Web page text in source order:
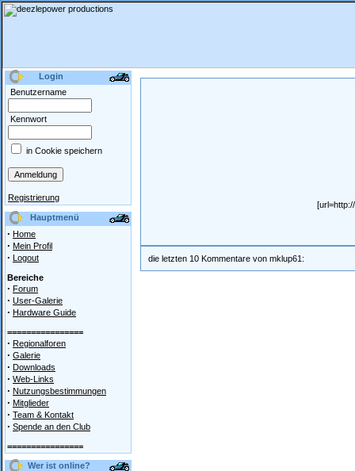
Login
Benutzername
Kennwort
in Cookie speichern
Registrierung
Hauptmenü
· Home
· Mein Profil
· Logout
Bereiche
· Forum
· User-Galerie
· Hardware Guide
================
· Regionalforen
· Galerie
· Downloads
· Web-Links
· Nutzungsbestimmungen
· Mitglieder
· Team & Kontakt
· Spende an den Club
================
Wer ist online?
die letzten 10 Kommentare von mklup61: